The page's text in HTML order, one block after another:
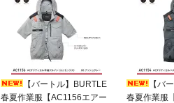
【バートル】BURTLE
春夏作業服【AC1156エアー
【バ
春夏作業服